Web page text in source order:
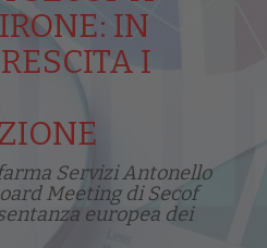
IN
I
Servizi Antonello
Meeting di Secof
europea dei